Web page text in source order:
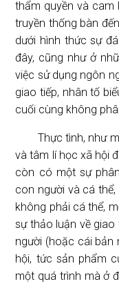
thẩm quyền và cam
truyền thống bàn
dưới hình thức sự
đây, cũng như ở
việc sử dụng ngôn
giao tiếp, nhân tố
cuối cùng không
Thực tình, như
và tâm lí học xã hội
còn có một sự
con người và cá
không phải cá thể,
sự thảo luận về
người (hoặc cái bản
hội, tức sản phẩm
một quá trình mà ở